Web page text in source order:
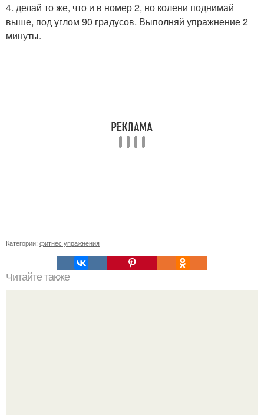
4. делай то же, что и в номер 2, но колени поднимай
выше, под углом 90 градусов. Выполняй упражнение 2
минуты.
Категории: фитнес упражнения
Читайте также